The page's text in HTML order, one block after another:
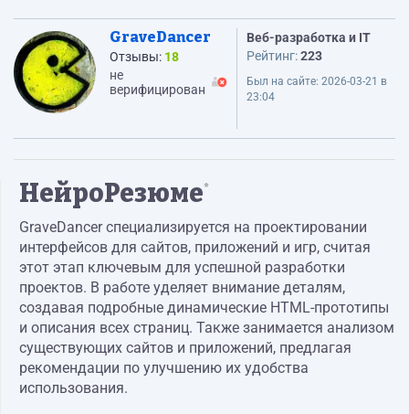
GraveDancer
Отзывы: 18
не
верифицирован
Веб-разработка и IT
Рейтинг:223
Был на сайте: 2026-03-21 в
23:04
НейроРезюме*
GraveDancer специализируется на проектировании
интерфейсов для сайтов, приложений и игр, считая
этот этап ключевым для успешной разработки
проектов. В работе уделяет внимание деталям,
создавая подробные динамические HTML-прототипы
и описания всех страниц. Также занимается анализом
существующих сайтов и приложений, предлагая
рекомендации по улучшению их удобства
использования.